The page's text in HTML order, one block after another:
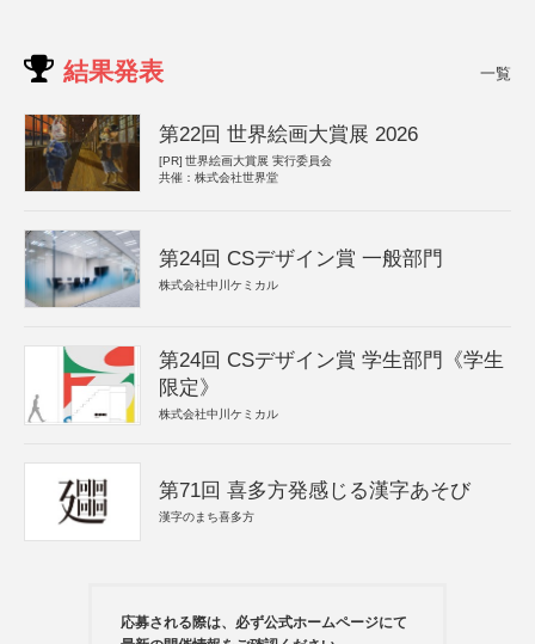
結果発表 一覧
第22回 世界絵画大賞展 2026
[PR] 世界絵画大賞展 実行委員会
共催：株式会社世界堂
第24回 CSデザイン賞 一般部門
株式会社中川ケミカル
第24回 CSデザイン賞 学生部門《学生
限定》
株式会社中川ケミカル
第71回 喜多方発感じる漢字あそび
漢字のまち喜多方
応募される際は、必ず公式ホームページにて